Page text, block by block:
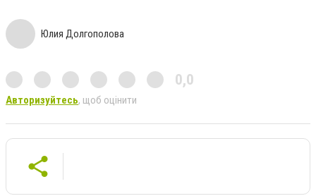
Юлия Долгополова
0,0
Авторизуйтесь, щоб оцінити